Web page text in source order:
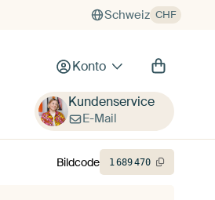
Schweiz CHF
Konto
Kundenservice
E-Mail
Bildcode 1689470